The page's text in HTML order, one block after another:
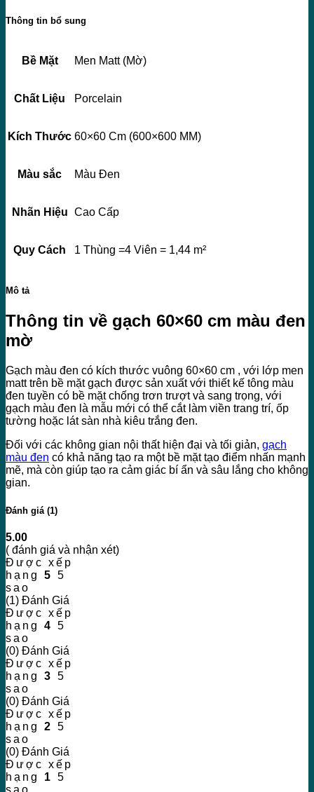
Thông tin bổ sung
Bề Mặt Men Matt (Mờ)
Chất Liệu Porcelain
Kích Thước 60×60 Cm (600×600 MM)
Màu sắc Màu Đen
Nhãn Hiệu Cao Cấp
Quy Cách 1 Thùng =4 Viên = 1,44 m²
Mô tả
Thông tin về gạch 60×60 cm màu đen
mờ
Gạch màu đen có kích thước vuông 60×60 cm , với lớp men
matt trên bề mặt gạch được sản xuất với thiết kế tông màu
đen tuyền có bề mặt chống trơn trượt và sang trọng, với
gạch màu đen là mẫu mới có thể cắt làm viền trang trí, ốp
tường hoặc lát sàn nhà kiêu trắng đen.
Đối với các không gian nội thất hiện đại và tối giản, gạch
màu đen có khả năng tạo ra một bề mặt tạo điểm nhấn mạnh
mẽ, mà còn giúp tạo ra cảm giác bí ẩn và sâu lắng cho không
gian.
Đánh giá (1)
5.00
( đánh giá và nhận xét)
Được xếp
hạng 5 5
sao
(1) Đánh Giá
Được xếp
hạng 4 5
sao
(0) Đánh Giá
Được xếp
hạng 3 5
sao
(0) Đánh Giá
Được xếp
hạng 2 5
sao
(0) Đánh Giá
Được xếp
hạng 1 5
sao